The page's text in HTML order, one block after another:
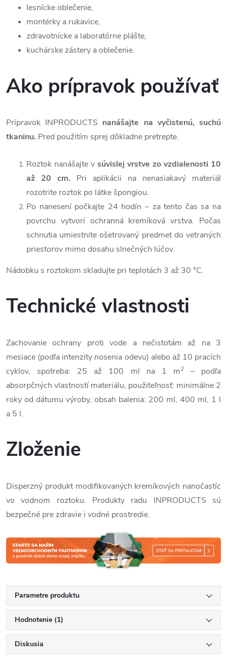
lesnícke oblečenie,
montérky a rukavice,
zdravotnícke a laboratórne plášte,
kuchárske zástery a oblečenie.
Ako prípravok používať
Prípravok INPRODUCTS nanášajte na vyčistenú, suchú
tkaninu. Pred použitím sprej dôkladne pretrepte.
Roztok nanášajte v súvislej vrstve zo vzdialenosti 10
až 20 cm. Pri aplikácii na nenasiakavý materiál
rozotrite roztok po látke špongiou.
Po nanesení počkajte 24 hodín – za tento čas sa na
povrchu vytvorí ochranná kremíková vrstva. Počas
schnutia umiestnite ošetrovaný predmet do vetraných
priestorov mimo dosahu slnečných lúčov.
Nádobku s roztokom skladujte pri teplotách 3 až 30 °C.
Technické vlastnosti
Zachovanie ochrany proti vode a nečistotám až na 3
mesiace (podľa intenzity nosenia odevu) alebo až 10 pracích
cyklov, spotreba: 25 až 100 ml na 1 m2– podľa
absorpčných vlastností materiálu, použiteľnosť: minimálne 2
roky od dátumu výroby, obsah balenia: 200 ml, 400 ml, 1 l
a 5 l.
Zloženie
Disperzný produkt modifikovaných kremíkových nanočastíc
vo vodnom roztoku. Produkty radu INPRODUCTS sú
bezpečné pre zdravie i vodné prostredie.
Parametre produktu
Hodnotenie (1)
Diskusia